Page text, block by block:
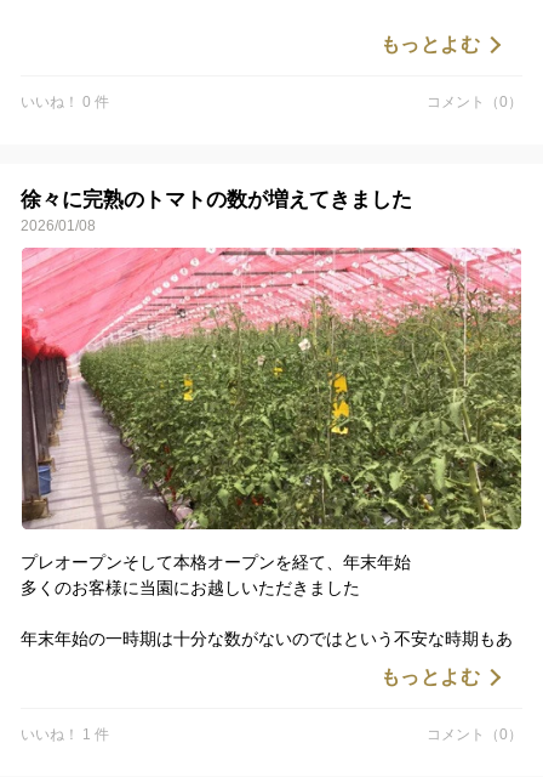
お待ちをいただきました皆様お待たせして申し訳ありませんでし
もっとよむ
いいね！ 0 件 コメント（0）
徐々に完熟のトマトの数が増えてきました
2026/01/08
プレオープンそして本格オープンを経て、年末年始
多くのお客様に当園にお越しいただきました
年末年始の一時期は十分な数がないのではという不安な時期もあ
もっとよむ
いいね！ 1 件 コメント（0）